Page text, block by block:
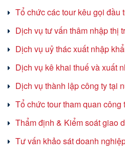
Tổ chức các tour kêu gọi đầu
Dịch vụ tư vấn thâm nhập thị
Dịch vụ uỷ thác xuất nhập
Dịch vụ kê khai thuế và xuất
Dịch vụ thành lập công ty tại
Tổ chức tour tham quan công
Thẩm định & Kiểm soát giao
Tư vấn khảo sát doanh